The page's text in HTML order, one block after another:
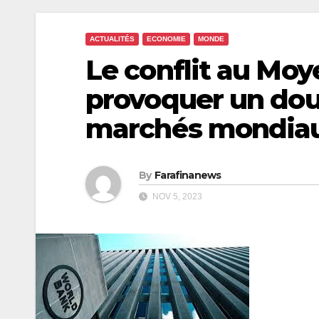
ACTUALITÉS ECONOMIE MONDE
Le conflit au
provoquer un
marchés
By Farafinanews
NOV 5, 2023